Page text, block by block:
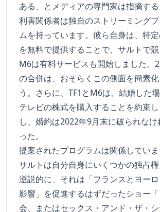
ある、とメディアの専門家は指摘する
利害関係者は独自のストリーミング
ムを持っています。彼ら自身は、特
を無料で提供することで、サルトで
M6は有料サービスも開始しました。
の合併は、おそらくこの側面を簡素
う。さらに、TF1とM6は、結婚した
テレビの株式を購入することを約束
し、婚約は2022年9月末に破られな
った。
提案されたプログラムは関係してい
サルトは自分自身にいくつかの独占権
逆説的に、それは「フランスとヨー
影響」を促進するはずだったショー
会、またはセックス・アンド・ザ・シ